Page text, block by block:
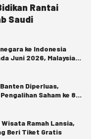
Rantai
Saudi
ke Indonesia
Juni 2026, Malaysia
Diperluas,
Saham ke 8
Ramah Lansia,
Beri Tiket Gratis